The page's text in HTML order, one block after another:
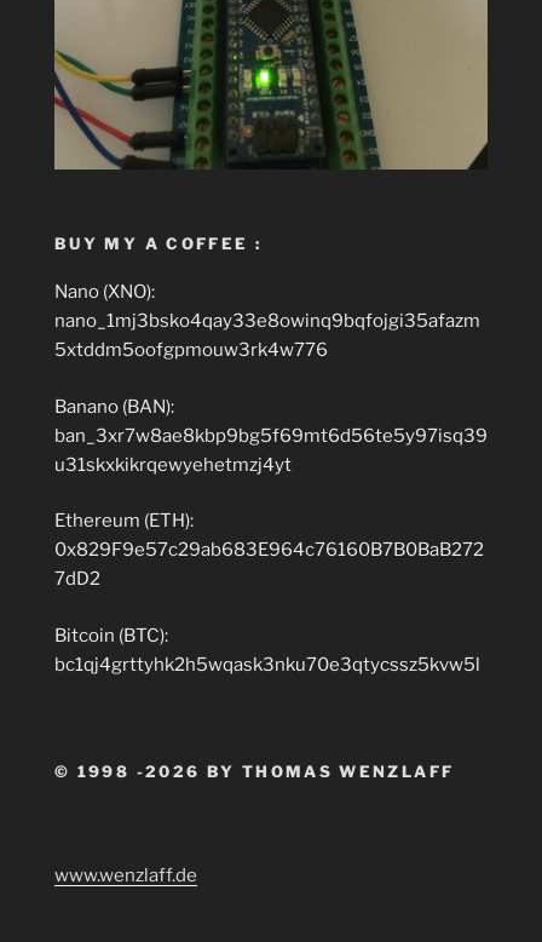
BUY MY A COFFEE :
Nano (XNO):
nano_1mj3bsko4qay33e8owinq9bqfojgi35afazm
5xtddm5oofgpmouw3rk4w776
Banano (BAN):
ban_3xr7w8ae8kbp9bg5f69mt6d56te5y97isq39
u31skxkikrqewyehetmzj4yt
Ethereum (ETH):
0x829F9e57c29ab683E964c76160B7B0BaB272
7dD2
Bitcoin (BTC):
bc1qj4grttyhk2h5wqask3nku70e3qtycssz5kvw5l
© 1998 -2026 BY THOMAS WENZLAFF
www.wenzlaff.de